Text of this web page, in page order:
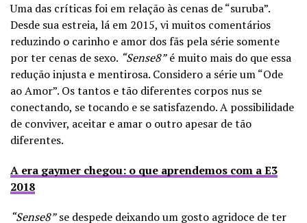
Uma das críticas foi em relação às cenas de “suruba”.
Desde sua estreia, lá em 2015, vi muitos comentários
reduzindo o carinho e amor dos fãs pela série somente
por ter cenas de sexo. “Sense8”é muito mais do que essa
redução injusta e mentirosa. Considero a série um “Ode
ao Amor”. Os tantos e tão diferentes corpos nus se
conectando, se tocando e se satisfazendo. A possibilidade
de conviver, aceitar e amar o outro apesar de tão
diferentes.
A era gaymer chegou: o que aprendemos com a E3
2018
“Sense8”se despede deixando um gosto agridoce de ter